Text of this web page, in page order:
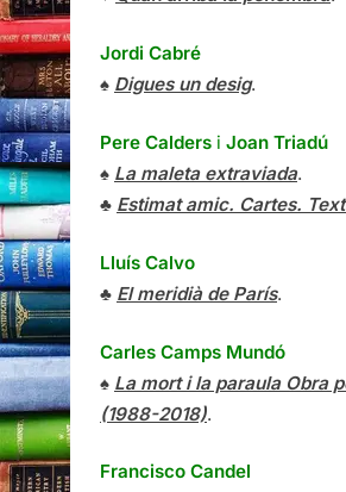
Jordi Cabré
♠ Digues un desig.
Pere Calders i Joan Triadú
♠ La maleta extraviada.
♣ Estimat amic. Cartes.
Lluís Calvo
♣ El meridià de París.
Carles Camps Mundó
♠ La mort i la paraula Obra
(1988-2018).
Francisco Candel